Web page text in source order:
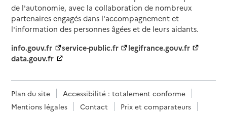
de l'autonomie, avec la collaboration de nombreux
partenaires engagés dans l'accompagnement et
l'information des personnes âgées et de leurs aidants.
info.gouv.fr
service-public.fr
legifrance.gouv.fr
data.gouv.fr
Plan du site
Accessibilité : totalement conforme
Mentions légales
Contact
Prix et comparateurs